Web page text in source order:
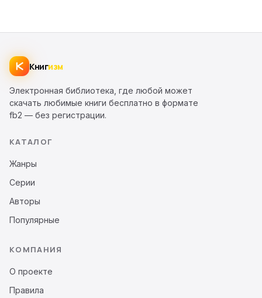
Книгизм
Электронная библиотека, где любой может
скачать любимые книги бесплатно в формате
fb2 — без регистрации.
КАТАЛОГ
Жанры
Серии
Авторы
Популярные
КОМПАНИЯ
О проекте
Правила